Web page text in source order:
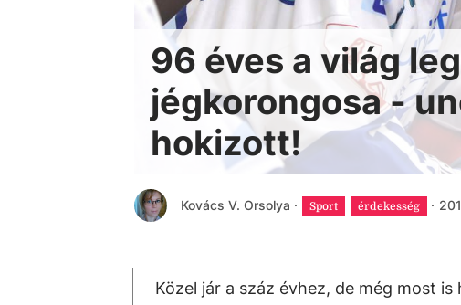
96 éves a világ
jégkorongosa -
hokizott!
Kovács V. Orsolya · Sport érdekesség ·
Közel jár a száz évhez, de még most